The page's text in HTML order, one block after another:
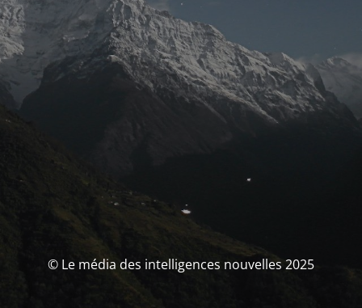
© Le média des intelligences nouvelles 2025